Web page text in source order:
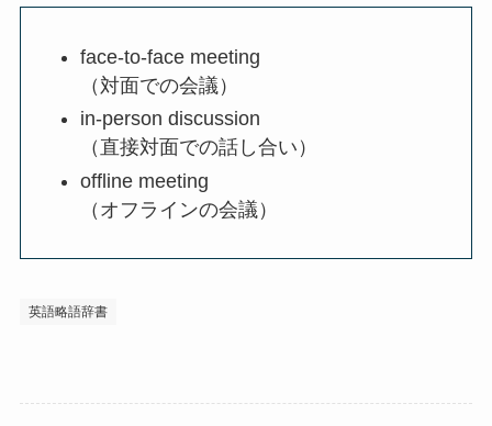
face-to-face meeting
（対面での会議）
in-person discussion
（直接対面での話し合い）
offline meeting
（オフラインの会議）
英語略語辞書